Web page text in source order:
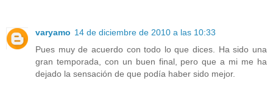
varyamo 14 de diciembre de 2010 a las 10:33
Pues muy de acuerdo con todo lo que dices. Ha sido una
gran temporada, con un buen final, pero que a mi me ha
dejado la sensación de que podía haber sido mejor.